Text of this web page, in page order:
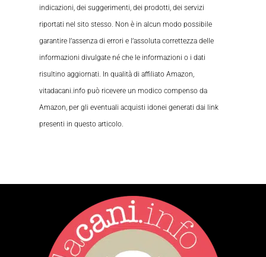
indicazioni, dei suggerimenti, dei prodotti, dei servizi
riportati nel sito stesso. Non è in alcun modo possibile
garantire l’assenza di errori e l’assoluta correttezza delle
informazioni divulgate né che le informazioni o i dati
risultino aggiornati. In qualità di affiliato Amazon,
vitadacani.info può ricevere un modico compenso da
Amazon, per gli eventuali acquisti idonei generati dai link
presenti in questo articolo.